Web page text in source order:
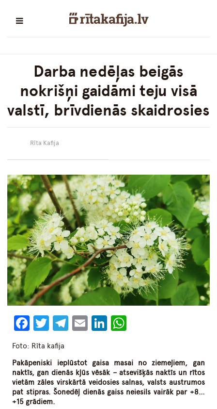
Darba nedēļas beigās
nokrišņi gaidāmi teju visā
valstī, brīvdienās skaidrosies
Rīta Kafija
Facebook
Twitter
Telegram
EmailLinkedIn
Foto: Rīta kafija
Pakāpeniski ieplūstot gaisa masai no ziemeļiem, gan
naktīs, gan dienās kļūs vēsāk – atsevišķās naktīs un rītos
vietām zāles virskārtā veidosies salnas, valsts austrumos
pat stipras. Šonedēļ dienās gaiss neiesils vairāk par +8…
+15 grādiem.